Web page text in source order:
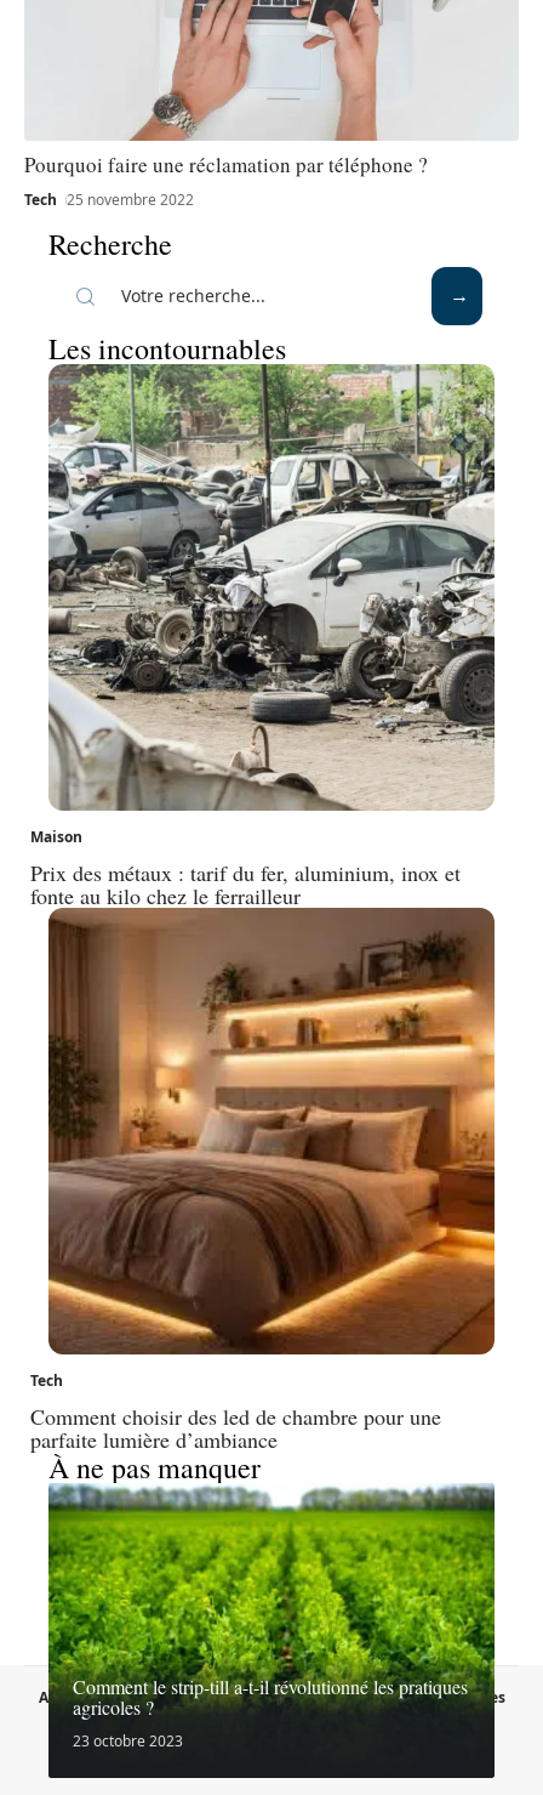
Pourquoi faire une réclamation par téléphone ?
Tech 25 novembre 2022
Recherche
Les incontournables
Maison
Prix des métaux : tarif du fer, aluminium, inox et
fonte au kilo chez le ferrailleur
Tech
Comment choisir des led de chambre pour une
parfaite lumière d’ambiance
À ne pas manquer
Comment le strip-till a-t-il révolutionné les pratiques
agricoles ?
23 octobre 2023
A propos Contact Proposer un article
Mentions légales